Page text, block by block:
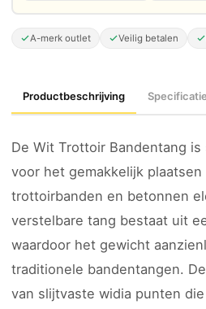
A-merk outlet Veilig betalen
Productbeschrijving
De Wit Trottoir Bandentang
voor het gemakkelijk
trottoirbanden en betonnen
verstelbare tang bestaat uit
waardoor het gewicht
traditionele bandentangen.
van slijtvaste widia punten